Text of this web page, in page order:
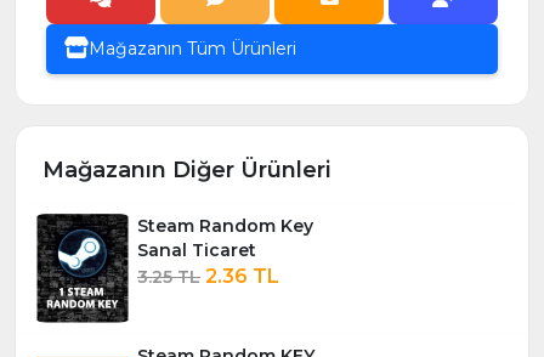
Mağazanın Tüm Ürünleri
Mağazanın Diğer Ürünleri
Steam Random Key
Sanal Ticaret
3.25 TL 2.36 TL